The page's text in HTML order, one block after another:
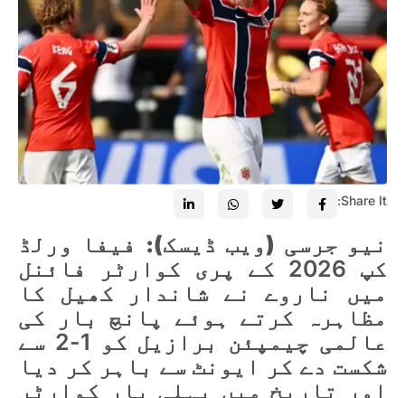
Share It:
نیو جرسی (ویب ڈیسک): فیفا ورلڈ
کپ 2026 کے پری کوارٹر فائنل
میں ناروے نے شاندار کھیل کا
مظاہرہ کرتے ہوئے پانچ بار کی
عالمی چیمپئن برازیل کو 1-2 سے
شکست دے کر ایونٹ سے باہر کر دیا
اور تاریخ میں پہلی بار کوارٹر